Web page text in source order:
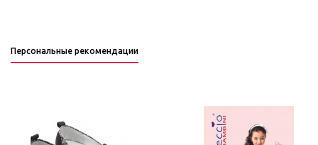
Персональные рекомендации